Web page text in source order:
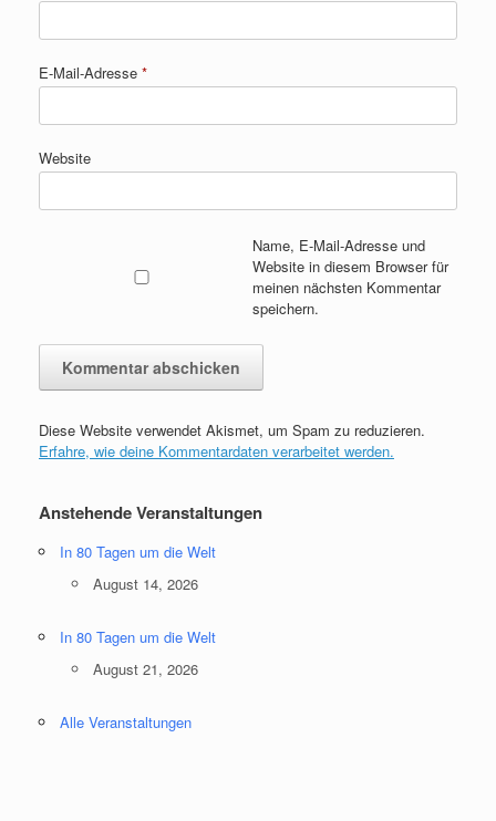
E-Mail-Adresse *
Website
Name, E-Mail-Adresse und
Website in diesem Browser für
meinen nächsten Kommentar
speichern.
Diese Website verwendet Akismet, um Spam zu reduzieren.
Erfahre, wie deine Kommentardaten verarbeitet werden.
Anstehende Veranstaltungen
In 80 Tagen um die Welt
August 14, 2026
In 80 Tagen um die Welt
August 21, 2026
Alle Veranstaltungen